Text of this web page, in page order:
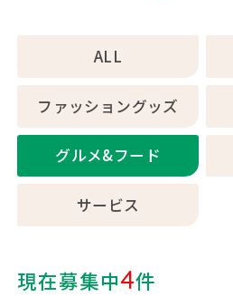
ALL
ファッショングッズ
グルメ&フード
サービス
現在募集中4件